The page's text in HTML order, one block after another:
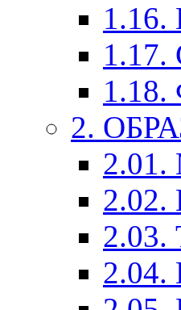
1.16.
1.17.
1.18.
2.
2.01.
2.02.
2.03.
2.04.